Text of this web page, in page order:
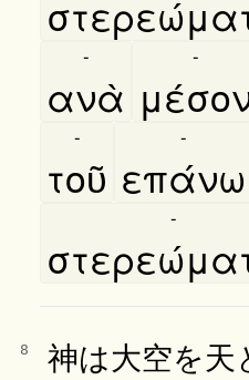
ανὰ
- -
τοῦ
-
επάνω
-
-
8
神は大空を天